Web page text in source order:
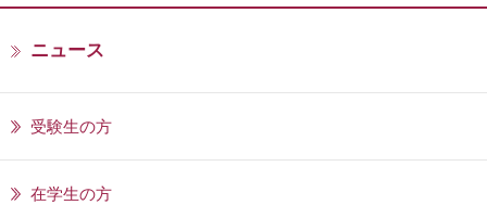
ニュース
受験生の方
在学生の方